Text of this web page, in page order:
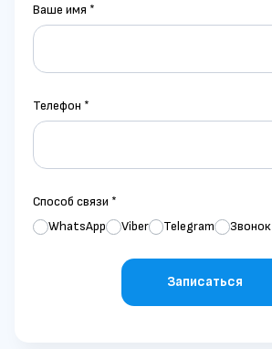
Ваше имя *
Телефон *
Способ связи *
WhatsApp
Viber Telegram Звонок
Записаться